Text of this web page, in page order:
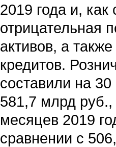
2019 года и, как
отрицательная
активов, а
кредитов.
составили на
581,7 млрд
месяцев 2019
сравнении с